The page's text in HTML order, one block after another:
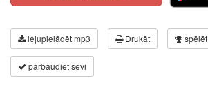
lejupielādēt mp3 Drukāt spēlēt
pārbaudiet sevi